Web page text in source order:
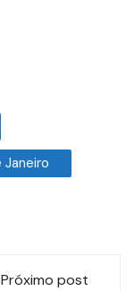
Janeiro
Próximo post